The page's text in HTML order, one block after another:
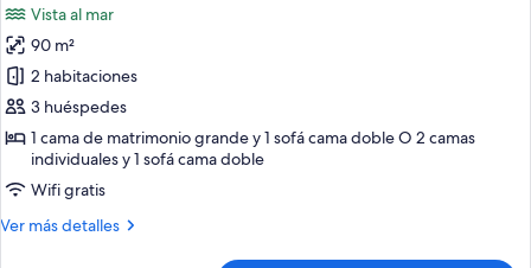
mar
(2
adults
+
4
children)
las
fotos
de
Suite,
2
habitaciones,
vistas
al
Vista al mar
90 m²
2 habitaciones
3 huéspedes
1 cama de matrimonio grande y 1 sofá cama doble O 2 camas
individuales y 1 sofá cama doble
Wifi gratis
Ver más detalles
Más